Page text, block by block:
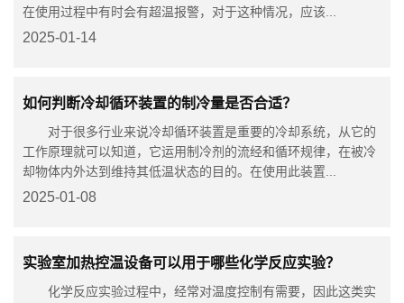
在使用过程中有时会有超温报警，对于这种情况，应该...
2025-01-14
如何判断冷却循环装置的制冷量是否合适？
对于很多行业来说冷却循环装置是重要的冷却系统，从它的
工作原理就可以知道，它运用制冷剂的流经和循环规律，在被冷
却物体内外达到维持其低温状态的目的。在使用此装置...
2025-01-08
实验室加热控温设备可以用于哪些化学反应实验？
化学反应实验过程中，经常对温度控制有需要，因此这类实